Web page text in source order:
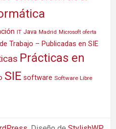
IT Java Madrid Microsoft oferta
Trabajo – Publicadas en SIE
Prácticas en
SIE software Software Libre